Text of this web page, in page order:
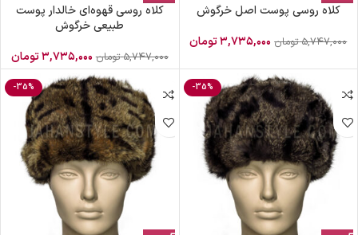
کلاه روسی پوست اصل خرگوش
۵,۷۴۷,۰۰۰ تومان ۳,۷۳۵,۰۰۰تومان
کلاه روسی قهوه‌ای خالدار پوست
طبیعی خرگوش
۵,۷۴۷,۰۰۰ تومان ۳,۷۳۵,۰۰۰تومان
-35%
-35%